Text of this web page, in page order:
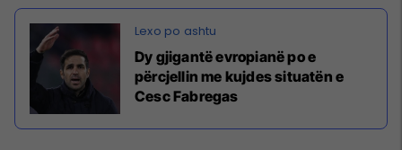
Dy gjigantë evropianë po e
përcjellin me kujdes situatën e
Cesc Fabregas